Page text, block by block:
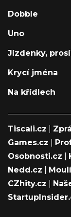
Dobble
Uno
Jízdenky,
Krycí jména
Na křídlech
Tiscali.cz
Games.cz
Osobnosti.cz
Nedd.cz
CZhity.cz